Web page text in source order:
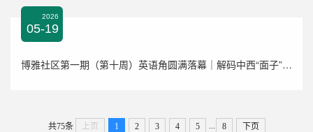
2026
05-19
博雅社区第一期（第十周）英语角圆满落幕｜解码中西“面子”文化，解锁跨社交表达力
共75条 上页 1 2 3 4 5 8 下页